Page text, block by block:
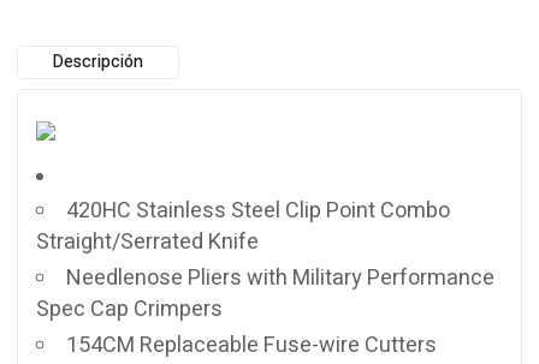
Descripción
420HC Stainless Steel Clip Point Combo
Straight/Serrated Knife
Needlenose Pliers with Military Performance
Spec Cap Crimpers
154CM Replaceable Fuse-wire Cutters